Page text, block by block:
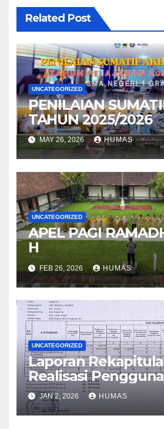
Related Post
UNCATEGORIZED
PENILAIAN
TAHUN 2025/2026
MAY 26, 2026 HUMAS
UNCATEGORIZED
APEL PAGI
H
FEB 26, 2026 HUMAS
UNCATEGORIZED
Laporan
Realisasi
BOS Reguler Tahap
2025
JAN 2, 2026 HUMAS